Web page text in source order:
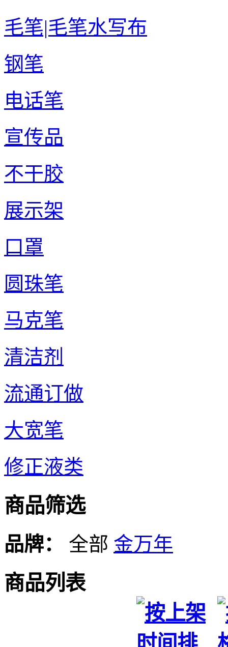
毛笔|毛笔水写布
钢笔
电话笔
宣传品
不干胶
展示架
口罩
圆珠笔
马克笔
清洁剂
流通订做
大宽笔
修正液类
商品筛选
品牌： 全部 金万年
商品列表